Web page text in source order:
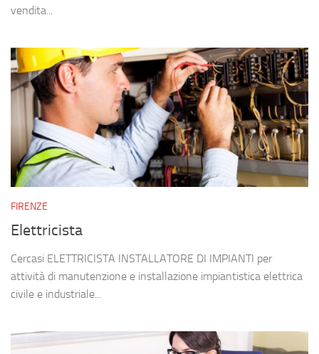
vendita...
FIRENZE
Elettricista
Cercasi ELETTRICISTA INSTALLATORE DI IMPIANTI per
attività di manutenzione e installazione impiantistica elettrica
civile e industriale...